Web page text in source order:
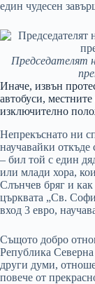
един чудесен
Председателят
Иначе, извън
автобуси,
изключително
Непрекъснато ни
научавайки откъде
– бил той с един
или млади хора,
Слънчев бряг и
църквата „Св.
вход 3 евро,
Същото добро
Република
други думи,
повече от